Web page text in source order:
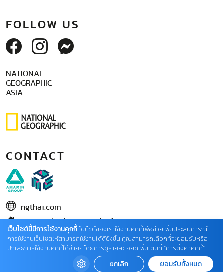
FOLLOW US
NATIONAL
GEOGRAPHIC
ASIA
CONTACT
ngthai.com
ในเครือ บริษัท อมรินทร์ คอร์เปอเรชั่นส์ จำกัด (มหาชน)
02 422 9999 ต่อ 4220
ติดต่อแจ้งปัญหาหรือร้องเรียน
เว็บไซต์นี้มีการใช้งานคุกกี้เว็บไซต์ของเราใช้งานคุกกี้เพื่อช่วยเพิ่มประสบการณ์
การใช้งานเว็บไซต์ให้สามารถใช้งานได้ดียิ่งขึ้น คุณสามารถเลือกที่จะยอมรับหรือ
ปฏิเสธการใช้งานคุกกี้ได้ง่ายๆ โดยการดูรายละเอียดเพิ่มเติมที่ “การตั้งค่าคุกกี้”
ยกเลิก ยอมรับทั้งหมด